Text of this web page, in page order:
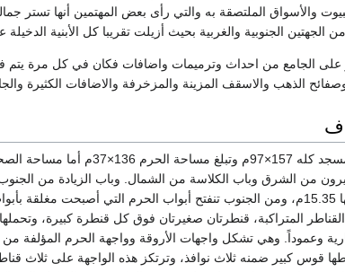
والأسواق الملتصقة به والتي رأى بعض المهتمين أنها
الجهتين الجنوبية والغربية بحيث أزيلت تقريبا كل الأبنية
الجامع من احداث وترميمات واضافات فكان في كل مرة يتم
الذهب والاسقف المزينة والمزخرفة والاضافات الكثيرة
مساحة الصحن فهي 22.5×60م ويتوسط
من الشرق وباب الكلاسة من الشمال. وباب الزيادة من
شامخة ارتفاعها 15.35م، ومن الجنوب تنفتح أبواب الحرم التي
المتراكبة، قنطرتان صغيرتان فوق كل قنطرة كبيرة،
47 سارية وعموداً. وهي تشكل واجهات الأروقة وواجهة الحرم
قوس كبير ضمنه ثلاث نوافذ، وترتكز هذه الواجهة على ثلاث